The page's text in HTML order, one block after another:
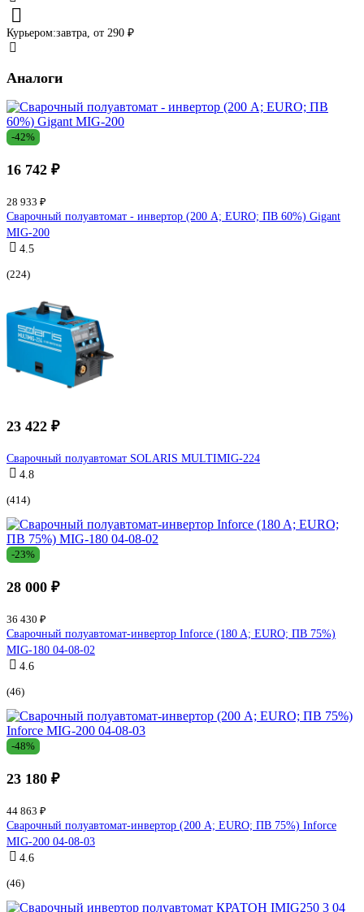
Курьером:завтра, от 290 ₽
Аналоги
-42%
16 742 ₽
28 933 ₽
Сварочный полуавтомат - инвертор (200 A; EURO; ПВ 60%) Gigant
MIG-200
4.5
(224)
23 422 ₽
Сварочный полуавтомат SOLARIS MULTIMIG-224
4.8
(414)
-23%
28 000 ₽
36 430 ₽
Сварочный полуавтомат-инвертор Inforce (180 A; EURO; ПВ 75%)
MIG-180 04-08-02
4.6
(46)
-48%
23 180 ₽
44 863 ₽
Сварочный полуавтомат-инвертор (200 A; EURO; ПВ 75%) Inforce
MIG-200 04-08-03
4.6
(46)